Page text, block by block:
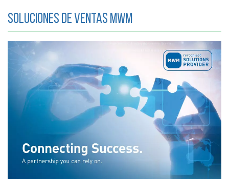
Soluciones de ventas MWM